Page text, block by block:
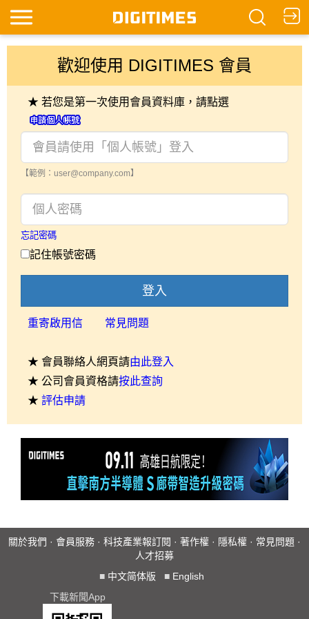
歡迎使用 DIGITIMES 會員
★ 若您是第一次使用會員資料庫，請點選
【範例：user@company.com】
忘記密碼
記住帳號密碼
登入
重寄啟用信 常見問題
★ 會員聯絡人網頁請由此登入
★ 公司會員資格請按此查詢
★ 評估申請
關於我們 · 會員服務 · 科技產業報訂閱 · 著作權 · 隱私權 · 常見問題 ·
人才招募
■ 中文简体版 ■ English
下載新聞App